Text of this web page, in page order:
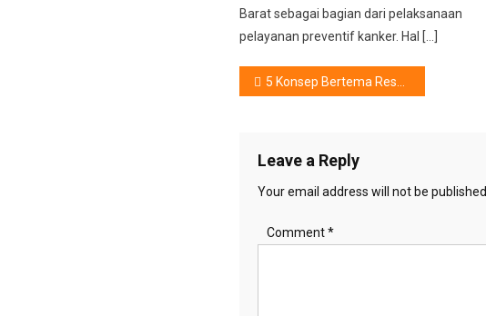
Barat sebagai bagian dari pelaksanaan
pelayanan preventif kanker. Hal […]
Post
5 Konsep Bertema Resort Mewah, Siap Mengubah Rutinitas Mandi Di Rumah
Leave a Reply
Your email address will not be published.
Comment*